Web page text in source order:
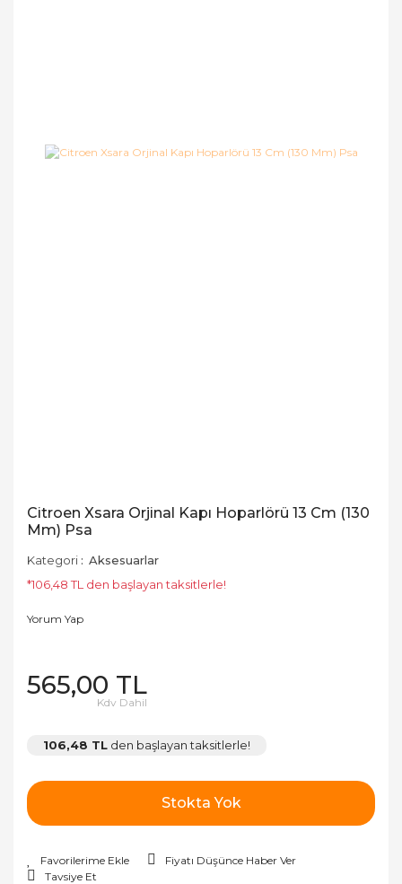
Citroen Xsara Orjinal Kapı Hoparlörü 13 Cm (130
Mm) Psa
Kategori
Aksesuarlar
*106,48 TL den başlayan taksitlerle!
Yorum Yap
565,00 TL
Kdv Dahil
106,48 TL den başlayan taksitlerle!
Stokta Yok
Fiyatı Düşünce Haber Ver
Tavsiye Et